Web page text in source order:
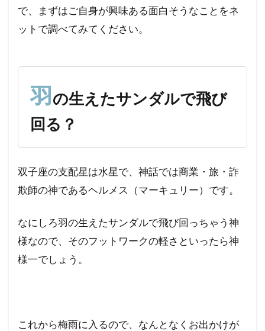
で、まずはご自身が興味ある面白そうなことをネ
ットで調べてみてください。
羽の生えたサンダルで飛び
回る？
双子座の支配星は水星で、神話では商業・旅・詐
欺師の神であるヘルメス（マーキュリー）です。
なにしろ羽の生えたサンダルで飛び回っちゃう神
様なので、そのフットワークの軽さといったら神
様一でしょう。
これから梅雨に入るので、なんとなくお出かけが